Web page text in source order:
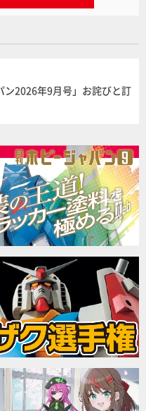
ン2026年9月号」お詫びと訂